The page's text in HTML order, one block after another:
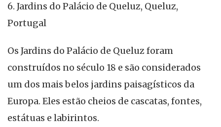
6. Jardins do Palácio de Queluz, Queluz,
Portugal
Os Jardins do Palácio de Queluz foram
construídos no século 18 e são considerados
um dos mais belos jardins paisagísticos da
Europa. Eles estão cheios de cascatas, fontes,
estátuas e labirintos.